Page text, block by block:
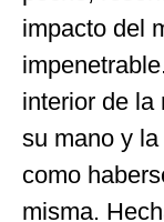
impacto del
interior de la
su mano y
como
misma.